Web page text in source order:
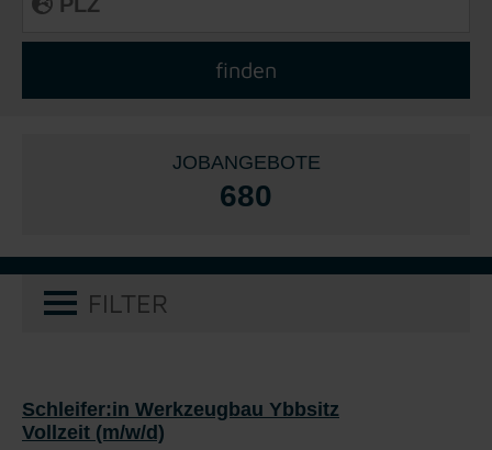
JOBANGEBOTE
680
FILTER
Schleifer:in Werkzeugbau Ybbsitz
Vollzeit (m/w/d)